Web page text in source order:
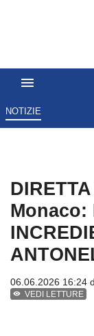
NOTIZIE
Monaco:
06.06.2026 16:24
VEDI LETTURE